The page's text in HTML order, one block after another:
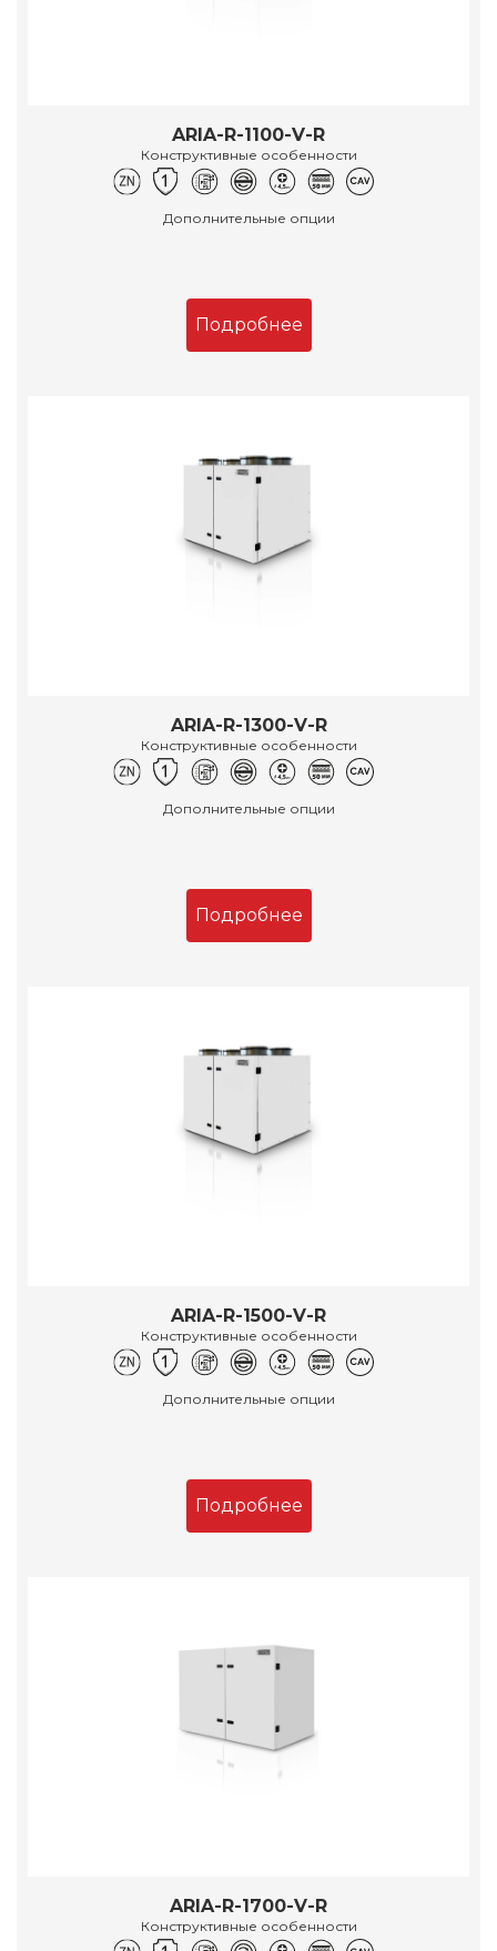
ARIA-R-1100-V-R
Конструктивные особенности
Дополнительные опции
Подробнее
ARIA-R-1300-V-R
Конструктивные особенности
Дополнительные опции
Подробнее
ARIA-R-1500-V-R
Конструктивные особенности
Дополнительные опции
Подробнее
ARIA-R-1700-V-R
Конструктивные особенности